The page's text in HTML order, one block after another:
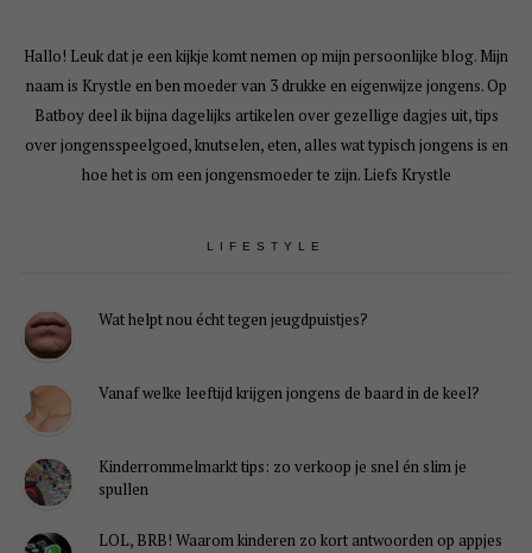
Hallo! Leuk dat je een kijkje komt nemen op mijn persoonlijke blog. Mijn
naam is Krystle en ben moeder van 3 drukke en eigenwijze jongens. Op
Batboy deel ik bijna dagelijks artikelen over gezellige dagjes uit, tips
over jongensspeelgoed, knutselen, eten, alles wat typisch jongens is en
hoe het is om een jongensmoeder te zijn. Liefs Krystle
LIFESTYLE
Wat helpt nou écht tegen jeugdpuistjes?
Vanaf welke leeftijd krijgen jongens de baard in de keel?
Kinderrommelmarkt tips: zo verkoop je snel én slim je
spullen
LOL, BRB! Waarom kinderen zo kort antwoorden op appjes